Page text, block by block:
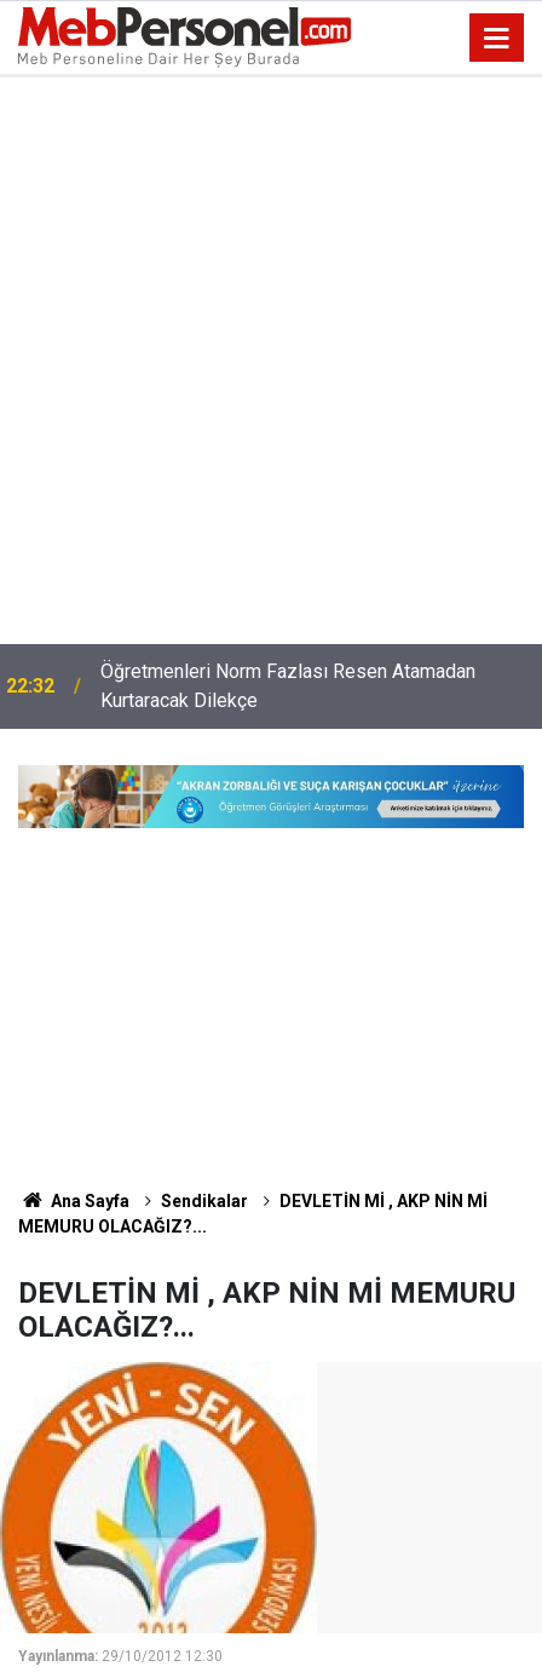
22:32
Öğretmenleri Norm Fazlası Resen Atamadan
Kurtaracak Dilekçe
Ana Sayfa Sendikalar
DEVLETİN Mİ , AKP NİN Mİ
MEMURU OLACAĞIZ?...
DEVLETİN Mİ , AKP NİN Mİ MEMURU
OLACAĞIZ?...
Yayınlanma: 29/10/2012 12:30